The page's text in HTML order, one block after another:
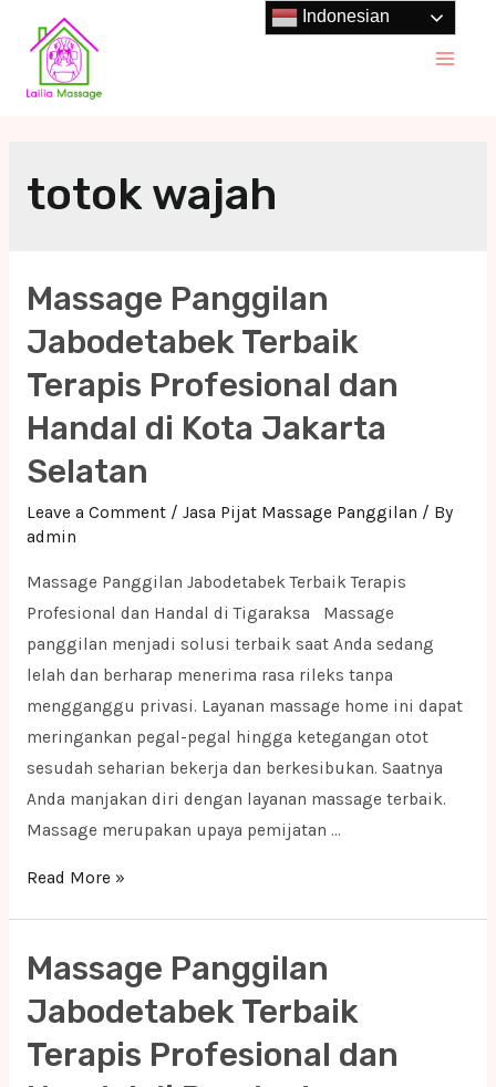
content
totok wajah
Massage Panggilan
Jabodetabek Terbaik
Terapis Profesional dan
Handal di Kota Jakarta
Selatan
Leave a Comment / Jasa Pijat Massage Panggilan / By
admin
Massage Panggilan Jabodetabek Terbaik Terapis
Profesional dan Handal di Tigaraksa Massage
panggilan menjadi solusi terbaik saat Anda sedang
lelah dan berharap menerima rasa rileks tanpa
mengganggu privasi. Layanan massage home ini dapat
meringankan pegal-pegal hingga ketegangan otot
sesudah seharian bekerja dan berkesibukan. Saatnya
Anda manjakan diri dengan layanan massage terbaik.
Massage merupakan upaya pemijatan …
Massage
Terbaik
Terapis
dan
Read More »
Massage Panggilan
Jabodetabek Terbaik
Terapis Profesional dan
Indonesian